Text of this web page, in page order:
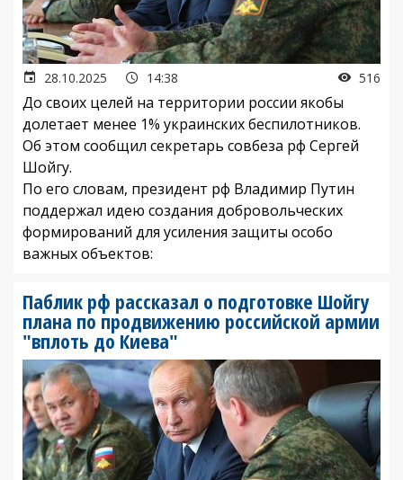
28.10.2025 14:38 516
До своих целей на территории россии якобы
долетает менее 1% украинских беспилотников.
Об этом сообщил секретарь совбеза рф Сергей
Шойгу.
По его словам, президент рф Владимир Путин
поддержал идею создания добровольческих
формирований для усиления защиты особо
важных объектов:
Паблик рф рассказал о подготовке Шойгу
плана по продвижению российской армии
"вплоть до Киева"